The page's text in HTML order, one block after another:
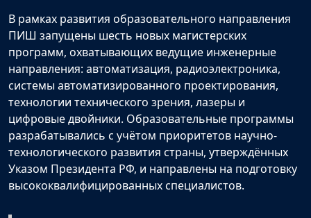
В рамках развития образовательного направления
ПИШ запущены шесть новых магистерских
программ, охватывающих ведущие инженерные
направления: автоматизация, радиоэлектроника,
системы автоматизированного проектирования,
технологии технического зрения, лазеры и
цифровые двойники. Образовательные программы
разрабатывались с учётом приоритетов научно-
технологического развития страны, утверждённых
Указом Президента РФ, и направлены на подготовку
высококвалифицированных специалистов.